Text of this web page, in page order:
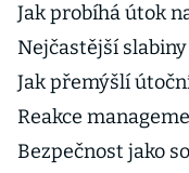
Jak probíhá útok
Nejčastější
Jak přemýšlí
Reakce
Bezpečnost jako